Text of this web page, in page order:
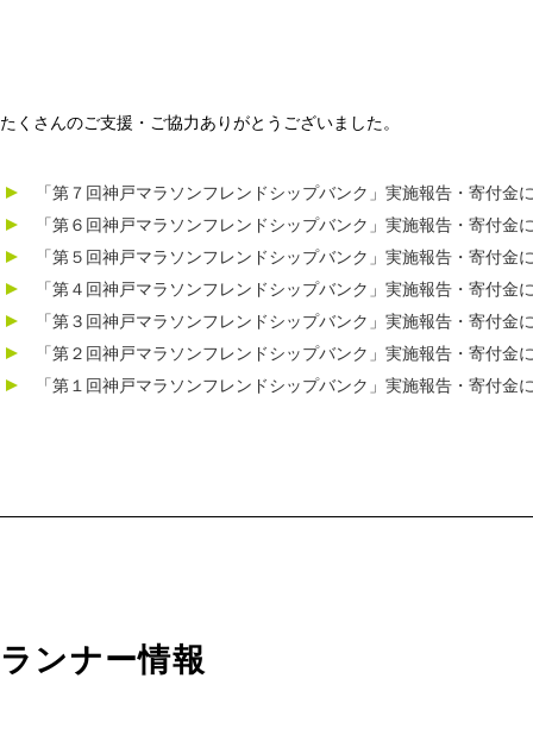
たくさんのご支援・ご協力ありがとうございました。
「第７回神戸マラソンフレンドシップバンク」実施報告・寄付金
「第６回神戸マラソンフレンドシップバンク」実施報告・寄付金
「第５回神戸マラソンフレンドシップバンク」実施報告・寄付金
「第４回神戸マラソンフレンドシップバンク」実施報告・寄付金
「第３回神戸マラソンフレンドシップバンク」実施報告・寄付金
「第２回神戸マラソンフレンドシップバンク」実施報告・寄付金
「第１回神戸マラソンフレンドシップバンク」実施報告・寄付金
ランナー情報